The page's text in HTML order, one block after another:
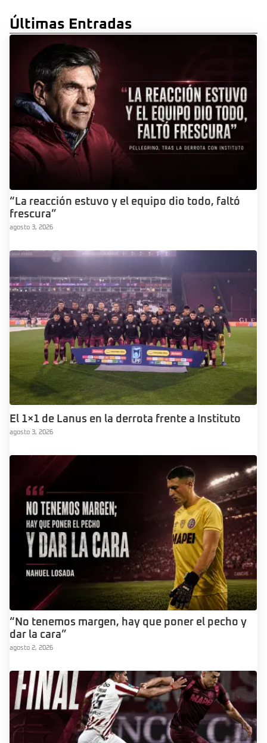
Últimas Entradas
“La reacción estuvo y el equipo dio todo, faltó
frescura”
agosto 3, 2026
El 1×1 de Lanus en la derrota frente a Instituto
agosto 3, 2026
“No tenemos margen, hay que poner el pecho y
dar la cara”
agosto 2, 2026